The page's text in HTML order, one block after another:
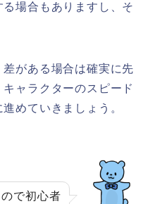
場合もありますし、そ
がある場合は確実に先
ャラクターのスピード
めていきましょう。
で初心者